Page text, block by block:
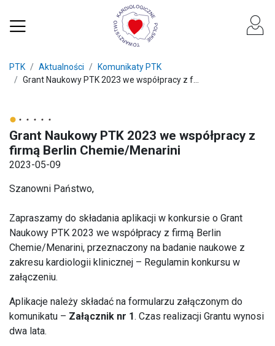
PTK Aktualności
Komunikaty PTK
Grant Naukowy PTK 2023 we współpracy z f...
Grant Naukowy PTK 2023 we współpracy z
firmą Berlin Chemie/Menarini
2023-05-09
Szanowni Państwo,
Zapraszamy do składania aplikacji w konkursie o Grant
Naukowy PTK 2023 we współpracy z firmą Berlin
Chemie/Menarini, przeznaczony na badanie naukowe z
zakresu kardiologii klinicznej – Regulamin konkursu w
załączeniu.
Aplikacje należy składać na formularzu załączonym do
komunikatu – Załącznik nr 1. Czas realizacji Grantu wynosi
dwa lata.